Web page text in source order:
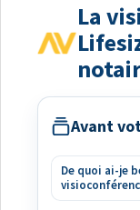
La
Avant
De quoi ai-je